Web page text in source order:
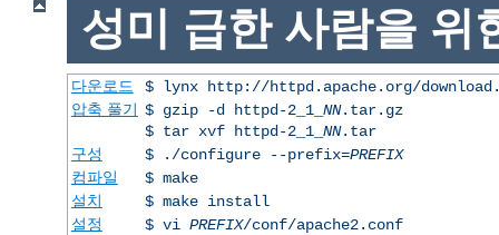
성미 급한 사람을 위
다운로드
$ lynx http://httpd.apache.org/
압축 풀기 $ gzip -d httpd-2_1_ NN.tar.gz
$ tar xvf httpd-2_1_ NN.tar
구성
$ ./configure --prefix=PREFIX
컴파일
$ make
설치
$ make install
설정
$ vi PREFIX/conf/apache2.conf